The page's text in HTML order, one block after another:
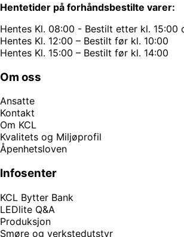
Hentetider på forhåndsbestilte varer:
Hentes Kl. 08:00 - Bestilt etter kl. 15:00
Hentes Kl. 12:00 – Bestilt før kl. 10:00
Hentes Kl. 15:00 – Bestilt før kl. 14:00
Om oss
Ansatte
Kontakt
Om KCL
Kvalitets og Miljøprofil
Åpenhetsloven
Infosenter
KCL Bytter Bank
LEDlite Q&A
Produksjon
Smøre og verkstedutstyr